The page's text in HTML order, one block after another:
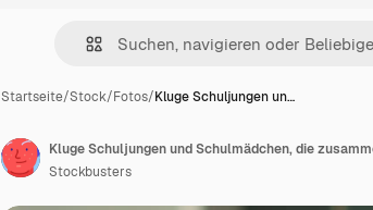
Startseite/Stock/Fotos/Kluge Schuljungen un…
Stockbusters